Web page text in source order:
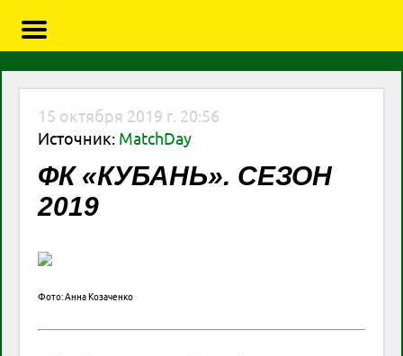
15 октября 2019 г. 20:56
Источник: MatchDay
ФК «КУБАНЬ». СЕЗОН
2019
Фото: Анна Козаченко